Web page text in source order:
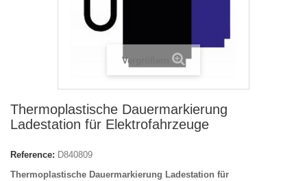
Vergrößern
Thermoplastische Dauermarkierung
Ladestation für Elektrofahrzeuge
Reference: D840809
Thermoplastische Dauermarkierung Ladestation für